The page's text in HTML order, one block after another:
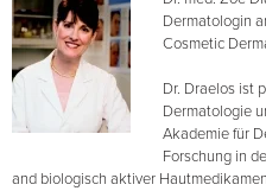
Dermatologin
Cosmetic
Dr. Draelos ist
Dermatologie
Akademie für
Forschung in
and biologisch aktiver